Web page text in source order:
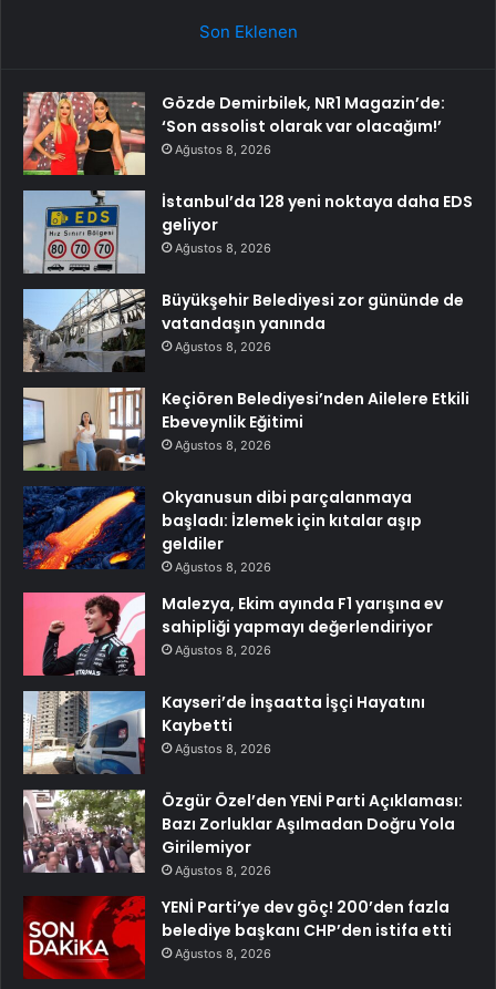
Son Eklenen
Gözde Demirbilek, NR1 Magazin’de:
‘Son assolist olarak var olacağım!’
Ağustos 8, 2026
İstanbul’da 128 yeni noktaya daha EDS
geliyor
Ağustos 8, 2026
Büyükşehir Belediyesi zor gününde de
vatandaşın yanında
Ağustos 8, 2026
Keçiören Belediyesi’nden Ailelere Etkili
Ebeveynlik Eğitimi
Ağustos 8, 2026
Okyanusun dibi parçalanmaya
başladı: İzlemek için kıtalar aşıp
geldiler
Ağustos 8, 2026
Malezya, Ekim ayında F1 yarışına ev
sahipliği yapmayı değerlendiriyor
Ağustos 8, 2026
Kayseri’de İnşaatta İşçi Hayatını
Kaybetti
Ağustos 8, 2026
Özgür Özel’den YENİ Parti Açıklaması:
Bazı Zorluklar Aşılmadan Doğru Yola
Girilemiyor
Ağustos 8, 2026
YENİ Parti’ye dev göç! 200’den fazla
belediye başkanı CHP’den istifa etti
Ağustos 8, 2026